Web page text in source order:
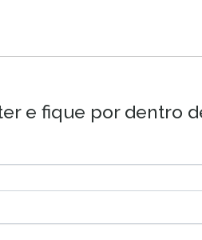
e fique por dentro